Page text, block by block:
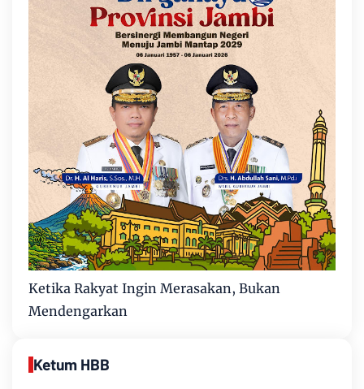
Ketika Rakyat Ingin Merasakan, Bukan
Mendengarkan
Ketum HBB